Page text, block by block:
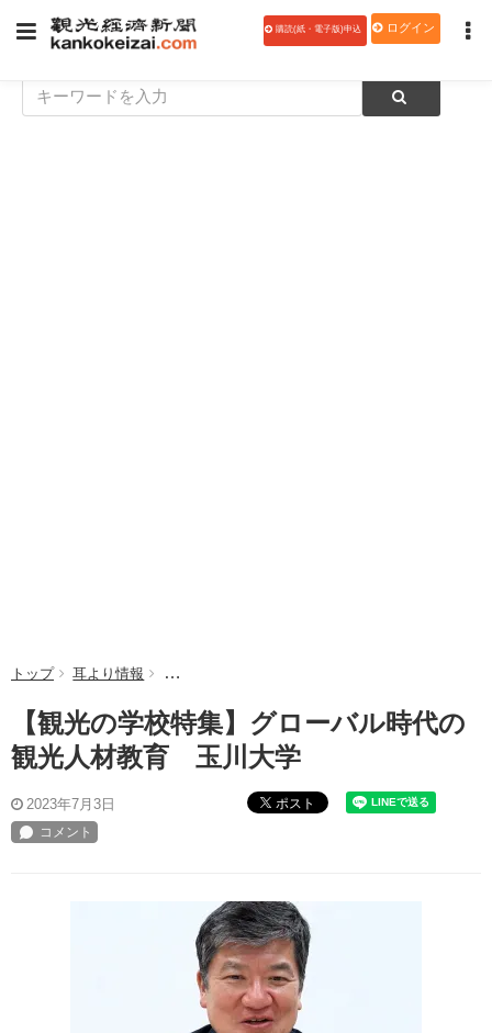
購読(紙・電子版)申込 ログイン
トップ 耳より情報 【観光の学校特集】グローバル時代の観光人材教
【観光の学校特集】グローバル時代の
観光人材教育 玉川大学
2023年7月3日 ポスト